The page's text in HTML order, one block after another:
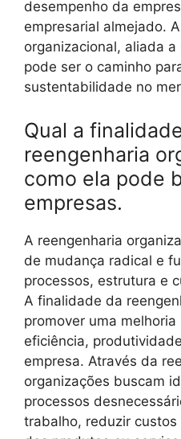
desempenho da
empresarial almejado.
organizacional, aliada
pode ser o caminho
sustentabilidade no
Qual a
reengenharia
como ela pode
empresas.
A reengenharia
de mudança radical e
processos, estrutura e
A finalidade da
promover uma
eficiência,
empresa. Através da
organizações buscam
processos
trabalho, reduzir